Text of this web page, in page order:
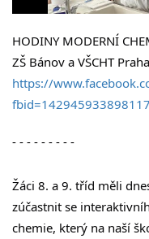
HODINY MODERNÍ
ZŠ Bánov a VŠCHT
https://
- - - - - - - - -
Žáci 8. a 9. tříd měli
zúčastnit se
chemie, který na naší